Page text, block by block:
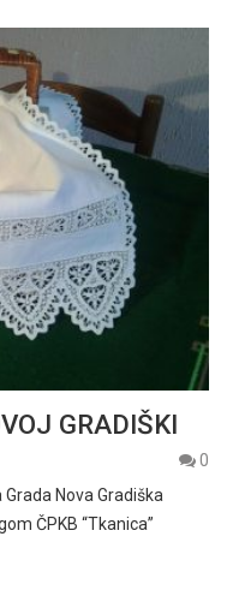
GRADIŠKI
0
Nova Gradiška
ČPKB “Tkanica”